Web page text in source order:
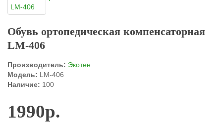
Обувь ортопедическая компенсаторная
LM-406
Производитель: Экотен
Модель: LM-406
Наличие: 100
1990р.